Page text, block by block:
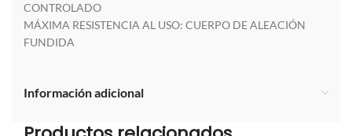
CONTROLADO
MÁXIMA RESISTENCIA AL USO: CUERPO DE ALEACIÓN
FUNDIDA
Información adicional